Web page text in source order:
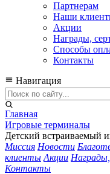
Партнерам
Наши
Акции
Награды,
Способы
Контакты
Навигация
Главная
Игровые терминалы
Детский встраиваемый
Миссия Новости
клиенты Акции
Контакты